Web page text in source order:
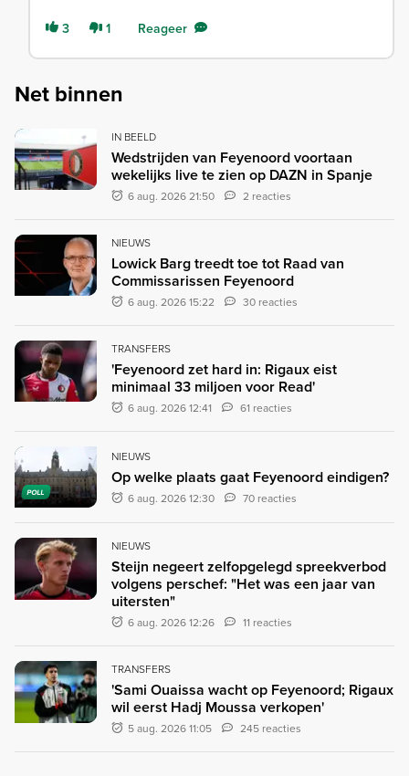
3 1 Reageer
Net binnen
IN BEELD
Wedstrijden van Feyenoord voortaan
wekelijks live te zien op DAZN in Spanje
6 aug. 2026 21:50 2 reacties
NIEUWS
Lowick Barg treedt toe tot Raad van
Commissarissen Feyenoord
6 aug. 2026 15:22 30 reacties
TRANSFERS
'Feyenoord zet hard in: Rigaux eist
minimaal 33 miljoen voor Read'
6 aug. 2026 12:41 61 reacties
POLL
NIEUWS
Op welke plaats gaat Feyenoord eindigen?
6 aug. 2026 12:30 70 reacties
NIEUWS
Steijn negeert zelfopgelegd spreekverbod
volgens perschef: "Het was een jaar van
uitersten"
6 aug. 2026 12:26 11 reacties
TRANSFERS
'Sami Ouaissa wacht op Feyenoord; Rigaux
wil eerst Hadj Moussa verkopen'
5 aug. 2026 11:05 245 reacties